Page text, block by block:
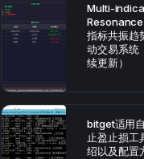
Multi-
指标共振趋
动交易系统
续更新）
bitget适用
止盈止损工
绍以及配置